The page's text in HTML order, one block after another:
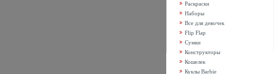
Раскраски
Наборы
Все для девочек
Flip Flap
Сумки
Конструкторы
Кошелек
Куклы Barbie